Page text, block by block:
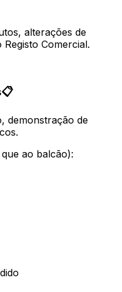
alterações de
Comercial.
📋
demonstração de
ao balcão):